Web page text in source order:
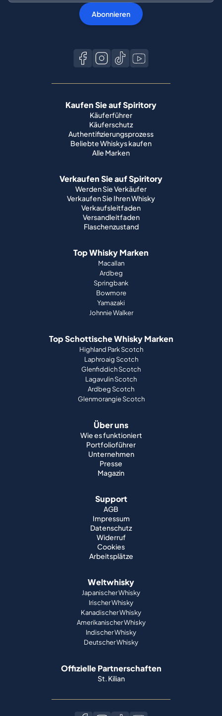
Abonnieren
Kaufen Sie auf Spiritory
Käuferführer
Käuferschutz
Authentifizierungsprozess
Beliebte Whiskys kaufen
Alle Marken
Verkaufen Sie auf Spiritory
Werden Sie Verkäufer
Verkaufen Sie Ihren Whisky
Verkaufsleitfaden
Versandleitfaden
Flaschenzustand
Top Whisky Marken
Macallan
Ardbeg
Springbank
Bowmore
Yamazaki
Johnnie Walker
Top Schottische Whisky Marken
Highland Park Scotch
Laphroaig Scotch
Glenfiddich Scotch
Lagavulin Scotch
Ardbeg Scotch
Glenmorangie Scotch
Über uns
Wie es funktioniert
Portfolioführer
Unternehmen
Presse
Magazin
Support
AGB
Impressum
Datenschutz
Widerruf
Cookies
Arbeitsplätze
Weltwhisky
Japanischer Whisky
Irischer Whisky
Kanadischer Whisky
Amerikanischer Whisky
Indischer Whisky
Deutscher Whisky
Offizielle Partnerschaften
St. Kilian